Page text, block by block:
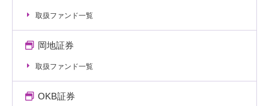
取扱ファンド一覧
岡地証券
取扱ファンド一覧
OKB証券